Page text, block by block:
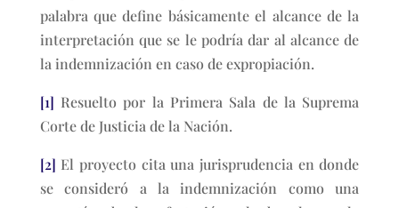
palabra que define básicamente el alcance de la
interpretación que se le podría dar al alcance de
la indemnización en caso de expropiación.
[1] Resuelto por la Primera Sala de la Suprema
Corte de Justicia de la Nación.
[2] El proyecto cita una jurisprudencia en donde
se consideró a la indemnización como una